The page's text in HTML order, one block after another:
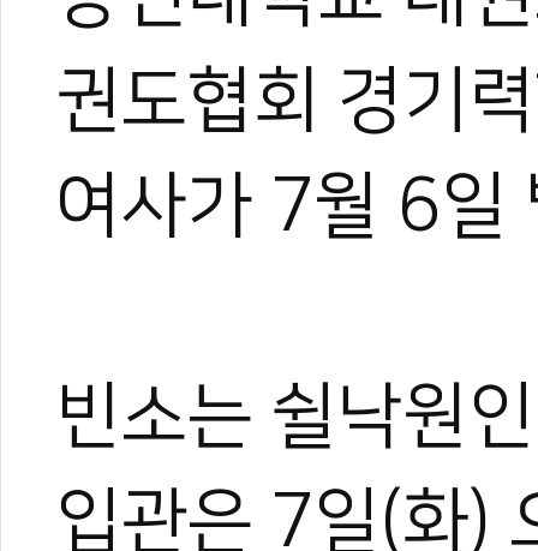
권도협회 경기
여사가 7월 6일
빈소는 쉴낙원
입관은 7일(화)
#조임형
0